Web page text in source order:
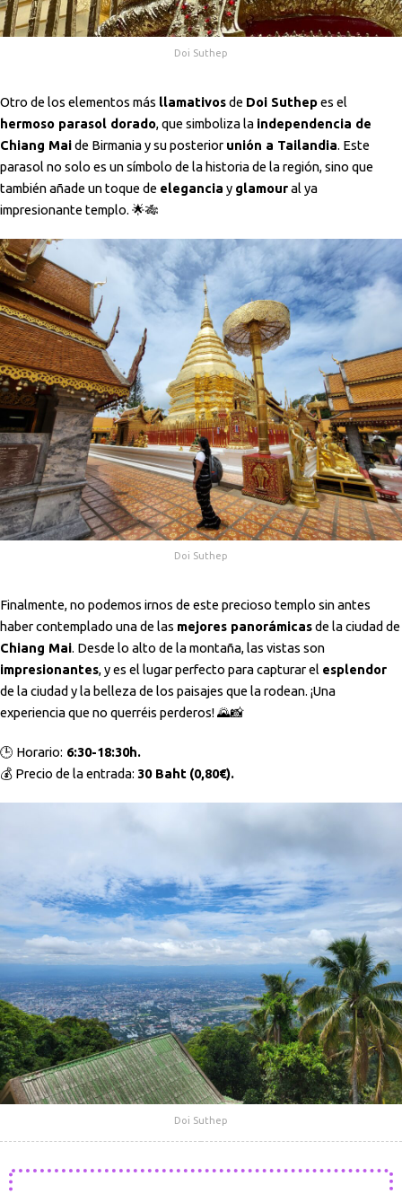
Doi Suthep
Otro de los elementos más llamativosde Doi Suthepes el
hermoso parasol dorado, que simboliza la independencia de
Chiang Maide Birmania y su posterior unión a Tailandia. Este
parasol no solo es un símbolo de la historia de la región, sino que
también añade un toque de elegancia y glamoural ya
impresionante templo. 🌟🎋
Doi Suthep
Finalmente, no podemos irnos de este precioso templo sin antes
haber contemplado una de las mejores panorámicasde la ciudad de
Chiang Mai. Desde lo alto de la montaña, las vistas son
impresionantes, y es el lugar perfecto para capturar el esplendor
de la ciudad y la belleza de los paisajes que la rodean. ¡Una
experiencia que no querréis perderos! 🌄📸
🕒 Horario: 6:30-18:30h.
💰 Precio de la entrada: 30 Baht (0,80€).
Doi Suthep